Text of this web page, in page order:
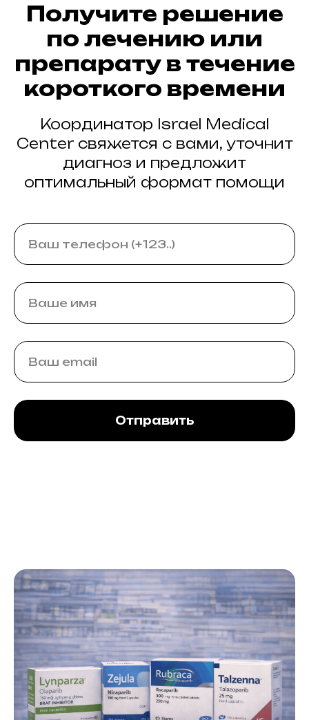
Получите решение
по лечению или
препарату в течение
короткого времени
Координатор Israel Medical
Center свяжется с вами, уточнит
диагноз и предложит
оптимальный формат помощи
Отправить